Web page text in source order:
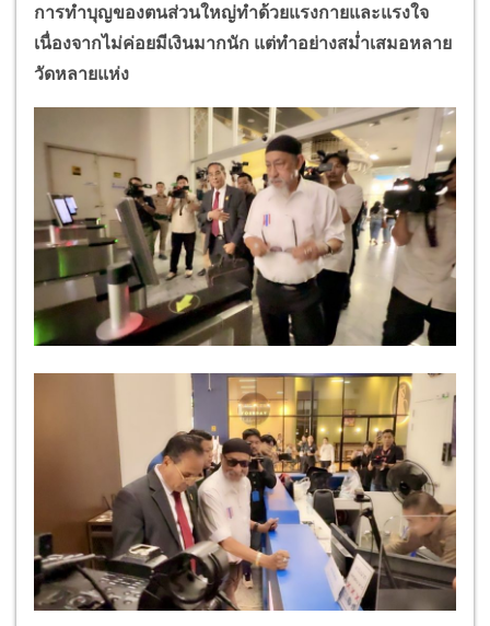
การทำบุญของตนส่วนใหญ่ทำด้วยแรงกายและแรงใจ
เนื่องจากไม่ค่อยมีเงินมากนัก แต่ทำอย่างสม่ำเสมอหลาย
วัดหลายแห่ง